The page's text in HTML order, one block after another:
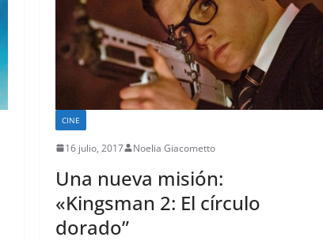
CINE
16 julio, 2017 Noelia Giacometto
Una nueva misión:
«Kingsman 2: El círculo
dorado”